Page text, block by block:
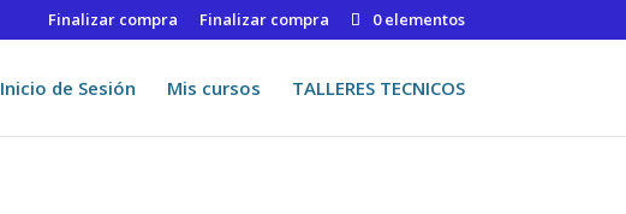
Finalizar compra Finalizar compra 0 elementos
Inicio de Sesión Mis cursos TALLERES TECNICOS